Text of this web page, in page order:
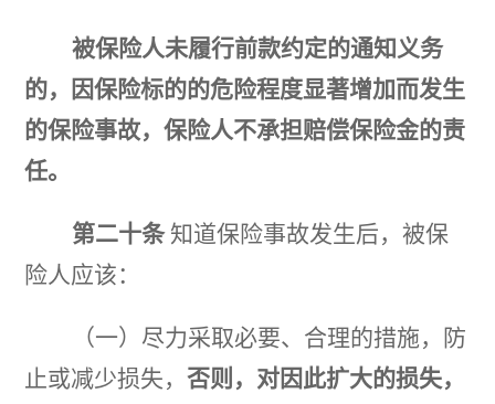
被保险人未履行前款约定的通知义务
的，因保险标的的危险程度显著增加而发生
的保险事故，保险人不承担赔偿保险金的责
任。
第二十条 知道保险事故发生后，被保
险人应该：
（一）尽力采取必要、合理的措施，防
止或减少损失，否则，对因此扩大的损失，